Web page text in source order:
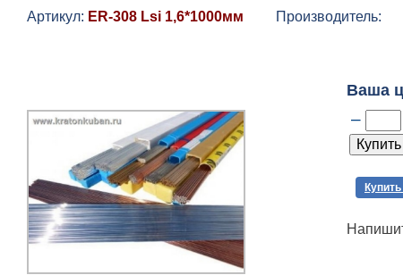
Артикул: ER-308 Lsi 1,6*1000мм Производитель:
Ваша
–